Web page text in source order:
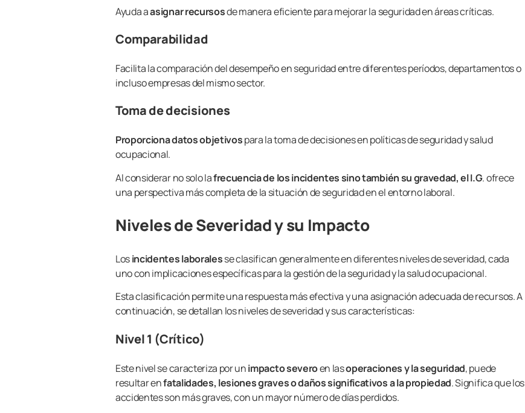
Ayuda aasignar recursosde manera eficiente para mejorar la seguridad en áreas críticas.
Comparabilidad
Facilita la comparación del desempeño en seguridad entre diferentes períodos, departamentos o
incluso empresas del mismo sector.
Toma de decisiones
Proporciona datos objetivospara la toma de decisiones en políticas de seguridad y salud
ocupacional.
Al considerar no solo lafrecuencia de los incidentes sino también su gravedad, el I.G. ofrece
una perspectiva más completa de la situación de seguridad en el entorno laboral.
Niveles de Severidad y su Impacto
Losincidentes laboralesse clasifican generalmente en diferentes niveles de severidad, cada
uno con implicaciones específicas para la gestión de la seguridad y la salud ocupacional.
Esta clasificación permite una respuesta más efectiva y una asignación adecuada de recursos. A
continuación, se detallan los niveles de severidad y sus características:
Nivel 1 (Crítico)
Este nivel se caracteriza por unimpacto severoen lasoperaciones y la seguridad, puede
resultar enfatalidades, lesiones graves o daños significativos a la propiedad. Significa que los
accidentes son más graves, con un mayor número de días perdidos.